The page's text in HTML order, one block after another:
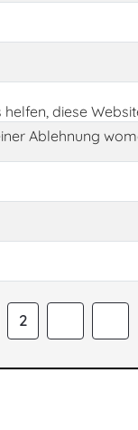
2
diese
Ablehnung